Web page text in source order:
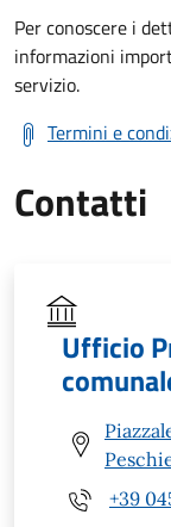
Per conoscere i
informazioni
servizio.
Termini e
Contatti
Ufficio
+39